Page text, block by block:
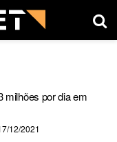
milhões por dia em
12/2021